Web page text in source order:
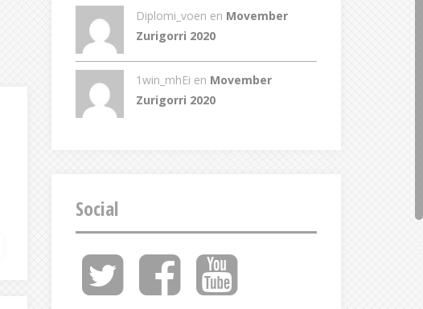
Diplomi_voen en Movember
Zurigorri 2020
1win_mhEi en Movember
Zurigorri 2020
Social
Twitter Facebook Youtube